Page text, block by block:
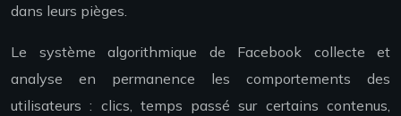
dans leurs pièges.
Le système algorithmique de Facebook collecte et
analyse en permanence les comportements des
utilisateurs : clics, temps passé sur certains contenus,